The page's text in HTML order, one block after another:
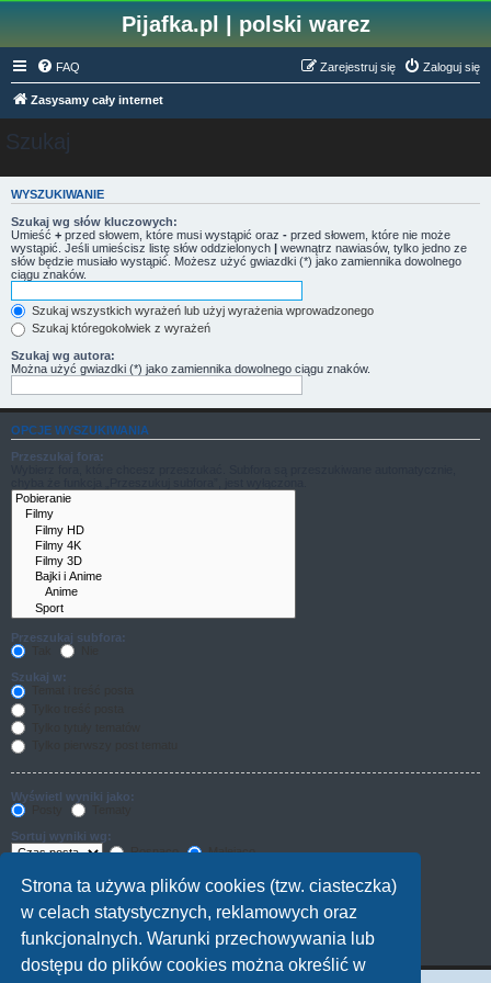
Strona ta używa plików cookies (tzw. ciasteczka)
w celach statystycznych, reklamowych oraz
funkcjonalnych. Warunki przechowywania lub
dostępu do plików cookies można określić w
Pijafka.pl | polski warez
FAQ Zaloguj się
Zarejestruj się
Zasysamy cały internet
Szukaj
WYSZUKIWANIE
Szukaj wg słów kluczowych:
Umieść + przed słowem, które musi wystąpić oraz - przed słowem, które nie może
wystąpić. Jeśli umieścisz listę słów oddzielonych | wewnątrz nawiasów, tylko jedno ze
słów będzie musiało wystąpić. Możesz użyć gwiazdki (*) jako zamiennika dowolnego
ciągu znaków.
Szukaj wszystkich wyrażeń lub użyj wyrażenia wprowadzonego
Szukaj któregokolwiek z wyrażeń
Szukaj wg autora:
Można użyć gwiazdki (*) jako zamiennika dowolnego ciągu znaków.
OPCJE WYSZUKIWANIA
Przeszukaj fora:
Przeszukaj subfora:
Szukaj w:
Wyświetl wyniki jako:
Sortuj wyniki wg:
Rosnąco
Malejąco
Wyświetl wyniki z ostatnich:
znaków w poście